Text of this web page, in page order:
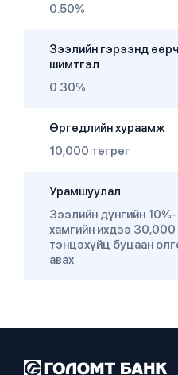
0.50%
Зээлийн гэрээнд
шимтгэл
0.30%
Өргөдлийн хураамж
10,000 төгрөг
Урамшуулал
Зээлийн дүнгийн
хамгийн ихдээ
тэнцэхүйц буцаан
авах